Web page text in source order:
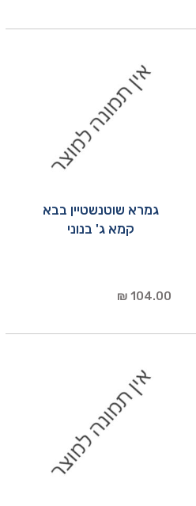
גמרא שוטנשטיין בבא
קמא ג' בנוני
104.00 ₪